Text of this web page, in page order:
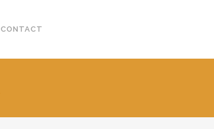
CONTACT